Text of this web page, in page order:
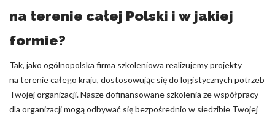
na terenie całej Polski i w jakiej
formie?
Tak, jako ogólnopolska firma szkoleniowa realizujemy projekty
na terenie całego kraju, dostosowując się do logistycznych potrzeb
Twojej organizacji. Nasze dofinansowane szkolenia ze współpracy
dla organizacji mogą odbywać się bezpośrednio w siedzibie Twojej